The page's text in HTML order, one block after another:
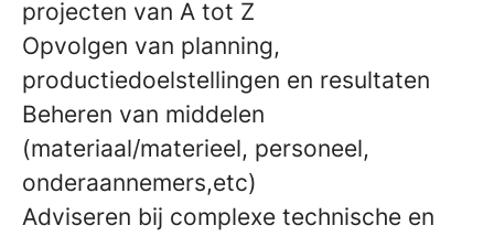
projecten van A tot Z
Opvolgen van planning,
productiedoelstellingen en resultaten
Beheren van middelen
(materiaal/materieel, personeel,
onderaannemers,etc)
Adviseren bij complexe technische en